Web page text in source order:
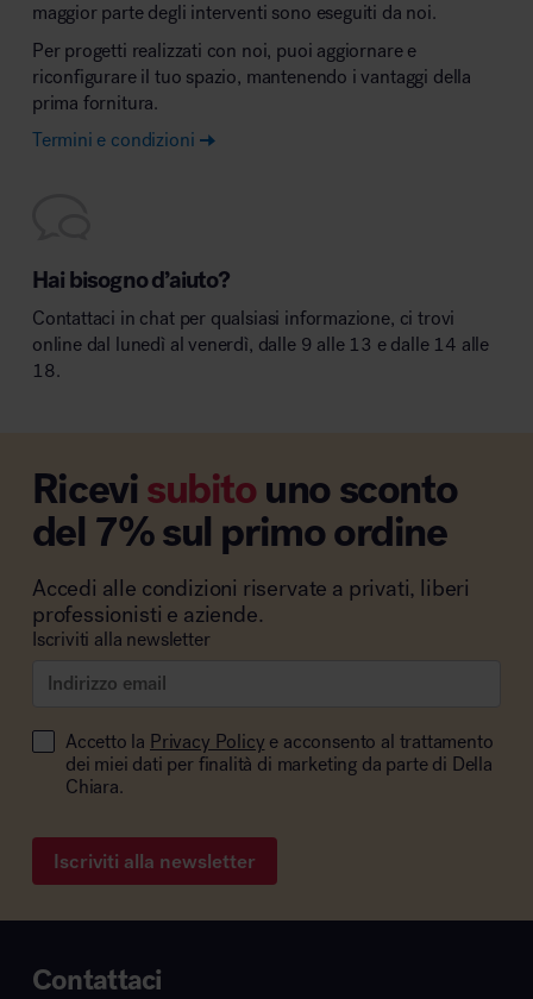
maggior parte degli interventi sono eseguiti da noi.
Per progetti realizzati con noi, puoi aggiornare e
riconfigurare il tuo spazio, mantenendo i vantaggi della
prima fornitura.
Termini e condizioni
Hai bisogno d’aiuto?
Contattaci in chat per qualsiasi informazione, ci trovi
online dal lunedì al venerdì, dalle 9 alle 13 e dalle 14 alle
18.
Ricevisubitouno sconto
del 7% sul primo ordine
Accedi alle condizioni riservate a privati, liberi
professionisti e aziende.
Iscriviti alla newsletter
Accetto la Privacy Policy e acconsento al trattamento
dei miei dati per finalità di marketing da parte di Della
Chiara.
Iscriviti alla newsletter
Contattaci